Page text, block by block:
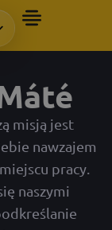
misją jest
nawzajem
pracy.
naszymi